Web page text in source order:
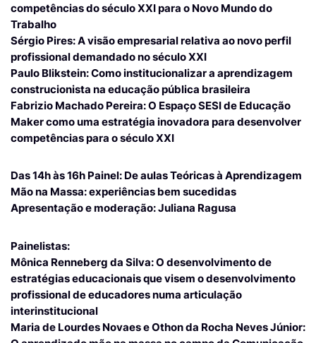
competências do século XXI para o Novo Mundo do
Trabalho
Sérgio Pires: A visão empresarial relativa ao novo perfil
profissional demandado no século XXI
Paulo Blikstein: Como institucionalizar a aprendizagem
construcionista na educação pública brasileira
Fabrizio Machado Pereira: O Espaço SESI de Educação
Maker como uma estratégia inovadora para desenvolver
competências para o século XXI
Das 14h às 16h Painel: De aulas Teóricas à Aprendizagem
Mão na Massa: experiências bem sucedidas
Apresentação e moderação: Juliana Ragusa
Painelistas:
Mônica Renneberg da Silva: O desenvolvimento de
estratégias educacionais que visem o desenvolvimento
profissional de educadores numa articulação
interinstitucional
Maria de Lourdes Novaes e Othon da Rocha Neves Júnior: